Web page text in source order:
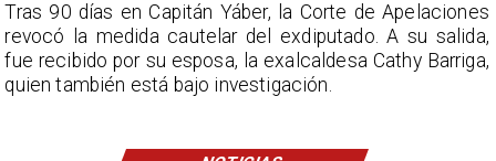
Tras 90 días en Capitán Yáber, la Corte de Apelaciones
revocó la medida cautelar del exdiputado. A su salida,
fue recibido por su esposa, la exalcaldesa Cathy Barriga,
quien también está bajo investigación.